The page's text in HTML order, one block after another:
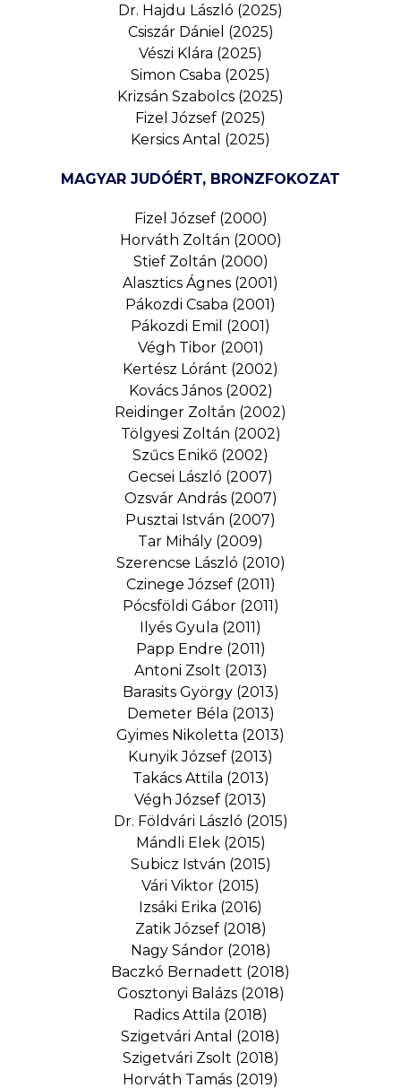
Dr. Hajdu László (2025)
Csiszár Dániel (2025)
Vészi Klára (2025)
Simon Csaba (2025)
Krizsán Szabolcs (2025)
Fizel József (2025)
Kersics Antal (2025)
MAGYAR JUDÓÉRT, BRONZFOKOZAT
Fizel József (2000)
Horváth Zoltán (2000)
Stief Zoltán (2000)
Alasztics Ágnes (2001)
Pákozdi Csaba (2001)
Pákozdi Emil (2001)
Végh Tibor (2001)
Kertész Lóránt (2002)
Kovács János (2002)
Reidinger Zoltán (2002)
Tölgyesi Zoltán (2002)
Szűcs Enikő (2002)
Gecsei László (2007)
Ozsvár András (2007)
Pusztai István (2007)
Tar Mihály (2009)
Szerencse László (2010)
Czinege József (2011)
Pócsföldi Gábor (2011)
Ilyés Gyula (2011)
Papp Endre (2011)
Antoni Zsolt (2013)
Barasits György (2013)
Demeter Béla (2013)
Gyimes Nikoletta (2013)
Kunyik József (2013)
Takács Attila (2013)
Végh József (2013)
Dr. Földvári László (2015)
Mándli Elek (2015)
Subicz István (2015)
Vári Viktor (2015)
Izsáki Erika (2016)
Zatik József (2018)
Nagy Sándor (2018)
Baczkó Bernadett (2018)
Gosztonyi Balázs (2018)
Radics Attila (2018)
Szigetvári Antal (2018)
Szigetvári Zsolt (2018)
Horváth Tamás (2019)